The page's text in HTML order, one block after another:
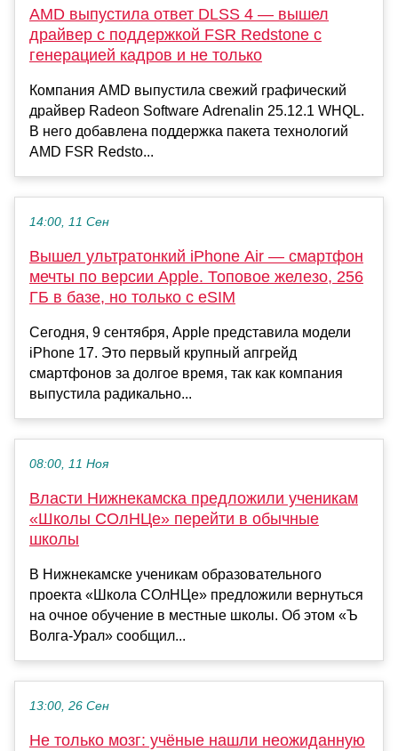
AMD выпустила ответ DLSS 4 — вышел
драйвер с поддержкой FSR Redstone с
генерацией кадров и не только
Компания AMD выпустила свежий графический
драйвер Radeon Software Adrenalin 25.12.1 WHQL.
В него добавлена поддержка пакета технологий
AMD FSR Redsto...
14:00, 11 Сен
Вышел ультратонкий iPhone Air — смартфон
мечты по версии Apple. Топовое железо, 256
ГБ в базе, но только с eSIM
Сегодня, 9 сентября, Apple представила модели
iPhone 17. Это первый крупный апгрейд
смартфонов за долгое время, так как компания
выпустила радикально...
08:00, 11 Ноя
Власти Нижнекамска предложили ученикам
«Школы СОлНЦе» перейти в обычные
школы
В Нижнекамске ученикам образовательного
проекта «Школа СОлНЦе» предложили вернуться
на очное обучение в местные школы. Об этом «Ъ
Волга-Урал» сообщил...
13:00, 26 Сен
Не только мозг: учёные нашли неожиданную